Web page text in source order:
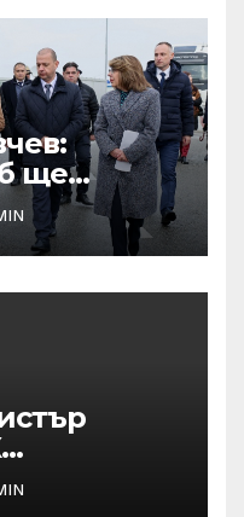
ще
да сме
от